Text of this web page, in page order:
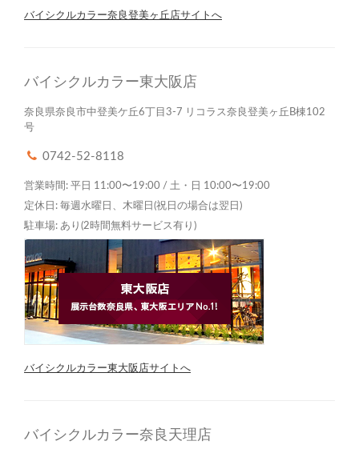
バイシクルカラー奈良登美ヶ丘店サイトへ
バイシクルカラー東大阪店
奈良県奈良市中登美ケ丘6丁目3-7 リコラス奈良登美ヶ丘B棟102
号
0742-52-8118
営業時間: 平日 11:00〜19:00 / 土・日 10:00〜19:00
定休日: 毎週水曜日、木曜日(祝日の場合は翌日)
駐車場: あり(2時間無料サービス有り)
バイシクルカラー東大阪店サイトへ
バイシクルカラー奈良天理店